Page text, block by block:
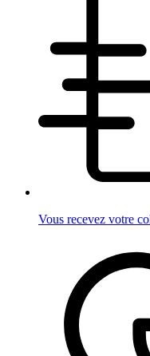
Vous recevez votre